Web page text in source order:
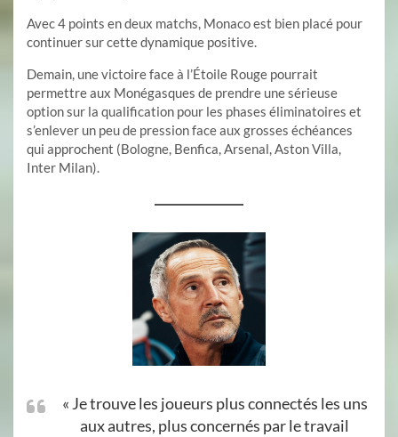
Avec 4 points en deux matchs, Monaco est bien placé pour
continuer sur cette dynamique positive.
Demain, une victoire face à l’Étoile Rouge pourrait
permettre aux Monégasques de prendre une sérieuse
option sur la qualification pour les phases éliminatoires et
s’enlever un peu de pression face aux grosses échéances
qui approchent (Bologne, Benfica, Arsenal, Aston Villa,
Inter Milan).
« Je trouve les joueurs plus connectés les uns
aux autres, plus concernés par le travail